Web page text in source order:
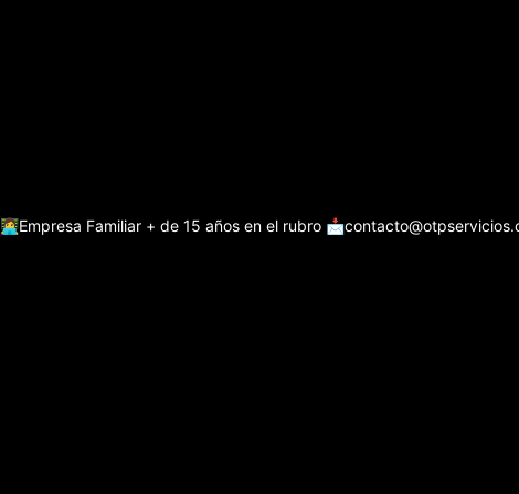
👩‍💻Empresa Familiar + de 15 años en el rubro